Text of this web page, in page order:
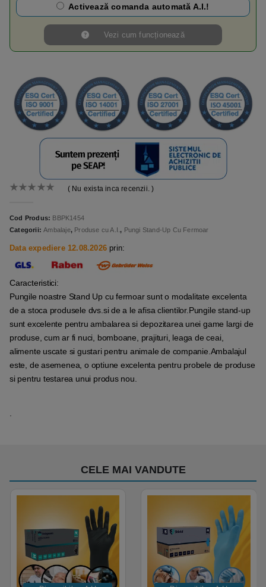
( Nu exista inca recenzii. )
Cod Produs: BBPK1454
Categorii:Ambalaje, Produse cu A.I., Pungi Stand-Up Cu Fermoar
Data expediere 12.08.2026 prin:
Caracteristici:
Pungile noastre Stand Up cu fermoar sunt o modalitate excelenta
de a stoca produsele dvs.si de a le afisa clientilor.Pungile stand-up
sunt excelente pentru ambalarea si depozitarea unei game largi de
produse, cum ar fi nuci, bomboane, prajituri, leaga de ceai,
alimente uscate si gustari pentru animale de companie.Ambalajul
este, de asemenea, o optiune excelenta pentru probele de produse
si pentru testarea unui produs nou.
Activează comanda automată A.I.!
Vezi cum funcționează
CELE MAI VANDUTE